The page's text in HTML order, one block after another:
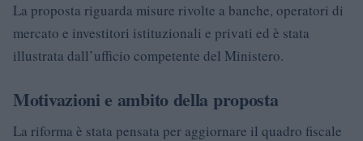
La proposta riguarda misure rivolte a banche, operatori di
mercato e investitori istituzionali e privati ed è stata
illustrata dall’ufficio competente del Ministero.
Motivazioni e ambito della proposta
La riforma è stata pensata per aggiornare il quadro fiscale